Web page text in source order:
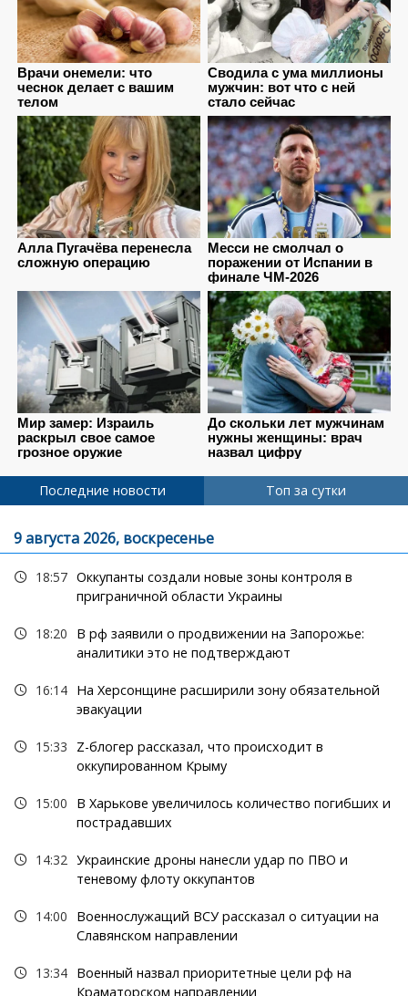
Последние новости Топ за сутки
9 августа 2026, воскресенье
18:57 Оккупанты создали новые зоны контроля в
приграничной области Украины
18:20
В рф заявили о продвижении на Запорожье:
аналитики это не подтверждают
16:14 На Херсонщине расширили зону обязательной
эвакуации
15:33
Z-блогер рассказал, что происходит в
оккупированном Крыму
15:00
В Харькове увеличилось количество погибших и
пострадавших
14:32 Украинские дроны нанесли удар по ПВО и
теневому флоту оккупантов
14:00
Военнослужащий ВСУ рассказал о ситуации на
Славянском направлении
13:34 Военный назвал приоритетные цели рф на
Краматорском направлении